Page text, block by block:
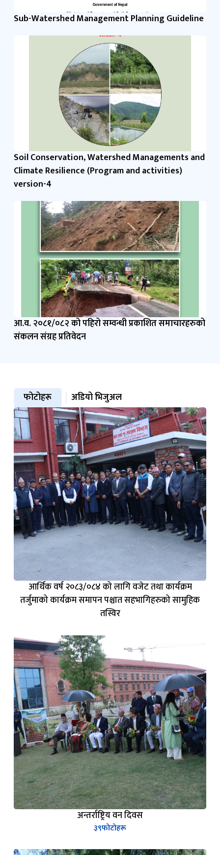
Sub-Watershed Management Planning Guideline
Soil Conservation, Watershed Managements and
Climate Resilience (Program and activities)
version-4
आ.व. २०८१/०८२ को पहिरो सम्वन्धी प्रकाशित समाचारहरुको
संकलन संग्रह प्रतिवेदन
फोटोहरू अडियो भिजुअल
आर्थिक वर्ष २०८३/०८४ को लागि वजेट तथा कार्यक्रम
तर्जुमाको कार्यक्रम समापन पश्चात सहभागिहरुको सामुहिक
तस्विर
अन्तर्राष्ट्रिय वन दिवस
३९फोटोहरू